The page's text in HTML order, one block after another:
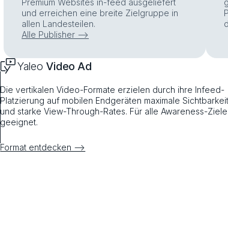
Premium Websites in-feed ausgeliefert
und erreichen eine breite Zielgruppe in
allen Landesteilen.
Alle Publisher –>
YaleoVideo Ad
Die vertikalen Video-Formate erzielen durch ihre Infeed-
Platzierung auf mobilen Endgeräten maximale Sichtbarkeit
und starke View-Through-Rates. Für alle Awareness-Ziele
geeignet.
Format entdecken –>